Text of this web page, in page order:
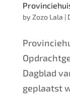
by Zozo Lala |
Dagblad
geplaatst